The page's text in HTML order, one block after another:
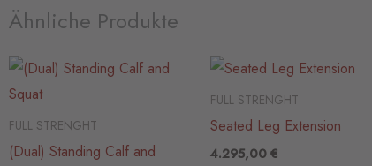
Ähnliche Produkte
FULL STRENGHT
(Dual) Standing Calf and
FULL STRENGHT
Seated Leg Extension
4.295,00 €